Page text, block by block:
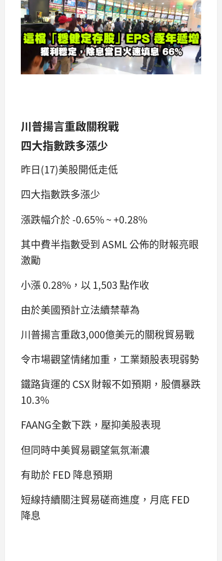
川普揚言重啟關稅戰
四大指數跌多漲少
昨日(17)美股開低走低
四大指數跌多漲少
漲跌幅介於 -0.65% ~ +0.28%
其中費半指數受到 ASML 公佈的財報亮眼
激勵
小漲 0.28%，以 1,503 點作收
由於美國預計立法續禁華為
川普揚言重啟3,000億美元的關稅貿易戰
令市場觀望情緒加重，工業類股表現弱勢
鐵路貨運的 CSX 財報不如預期，股價暴跌
10.3%
FAANG全數下跌，壓抑美股表現
但同時中美貿易觀望氣氛漸濃
有助於 FED 降息預期
短線持續關注貿易磋商進度，月底 FED
降息